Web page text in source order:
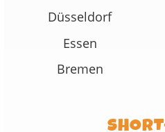
Düsseldorf
Essen
Bremen